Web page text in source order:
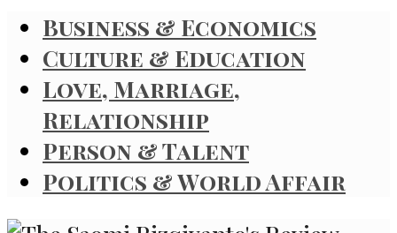
Business & Economics
Culture & Education
Love, Marriage,
Relationship
Person & Talent
Politics & World Affair